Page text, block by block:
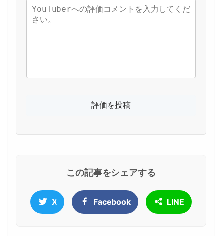
この記事をシェアする
X Facebook LINE